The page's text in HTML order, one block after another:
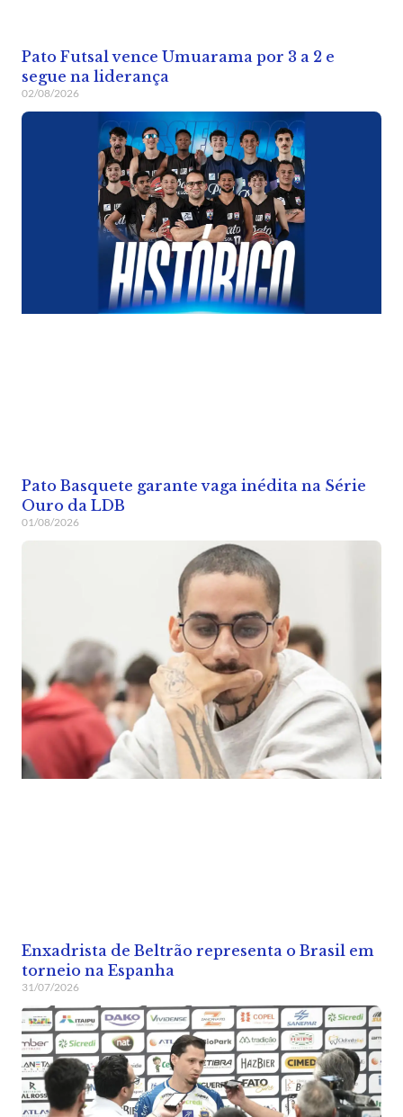
Pato Futsal vence Umuarama por 3 a 2 e
segue na liderança
02/08/2026
Pato Basquete garante vaga inédita na Série
Ouro da LDB
01/08/2026
Enxadrista de Beltrão representa o Brasil em
torneio na Espanha
31/07/2026